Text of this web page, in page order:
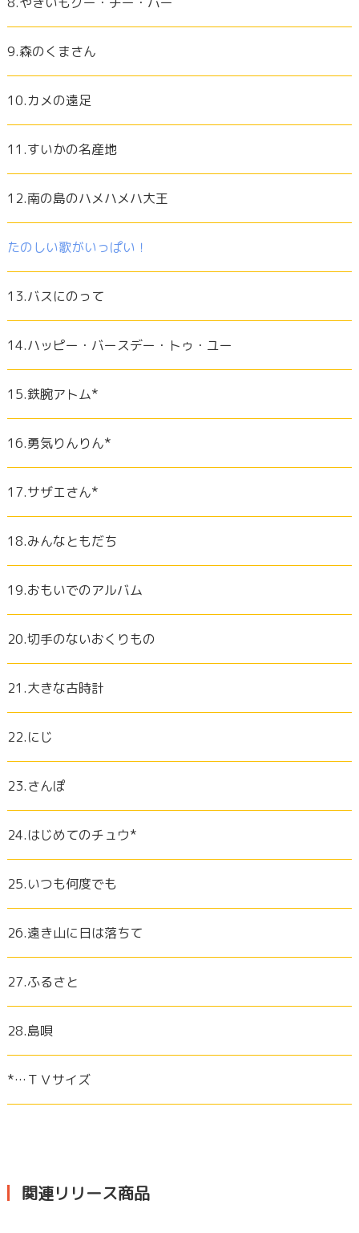
9.森のくまさん
10.カメの遠足
11.すいかの名産地
12.南の島のハメハメハ大王
たのしい歌がいっぱい！
13.バスにのって
14.ハッピー・バースデー・トゥ・ユー
15.鉄腕アトム*
16.勇気りんりん*
17.サザエさん*
18.みんなともだち
19.おもいでのアルバム
20.切手のないおくりもの
21.大きな古時計
22.にじ
23.さんぽ
24.はじめてのチュウ*
25.いつも何度でも
26.遠き山に日は落ちて
27.ふるさと
28.島唄
*…ＴＶサイズ
関連リリース商品